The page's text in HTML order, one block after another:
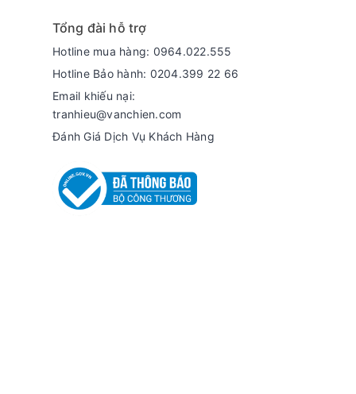
Tổng đài hỗ trợ
Hotline mua hàng: 0964.022.555
Hotline Bảo hành: 0204.399 22 66
Email khiếu nại:
tranhieu@vanchien.com
Đánh Giá Dịch Vụ Khách Hàng